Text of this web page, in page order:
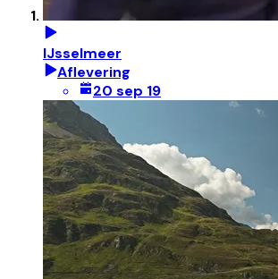
IJsselmeer
Aflevering
20 sep 19